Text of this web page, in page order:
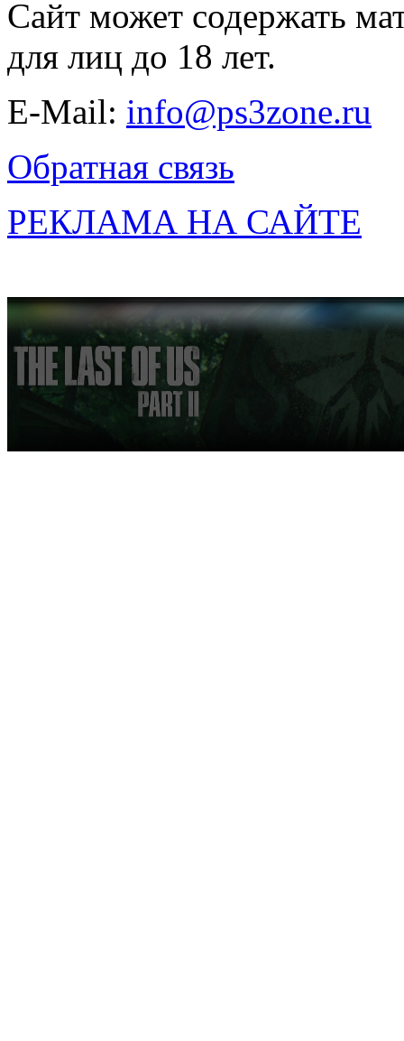
Сайт может содержать
для лиц до 18 лет.
E-Mail: info@ps3zone.ru
Обратная связь
РЕКЛАМА НА САЙТЕ